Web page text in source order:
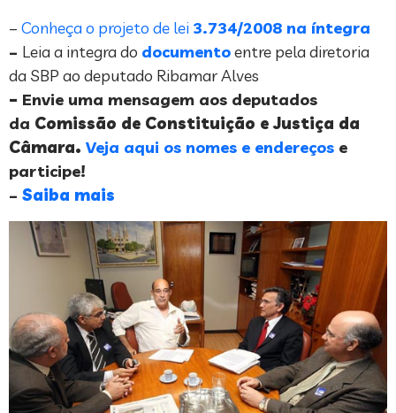
– Conheça o projeto de lei 3.734/2008 na íntegra
– Leia a integra do documentoentre pela diretoria
da SBP ao deputado Ribamar Alves
– Envie uma mensagem aos deputados
da Comissão de Constituição e Justiça da
Câmara. Veja aqui os nomes e endereços e
participe!
– Saiba mais